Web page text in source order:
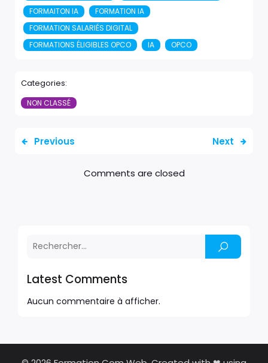
Latest Comments
Aucun commentaire à afficher.
FORMAITON IA
FORMATION IA
FORMATION SALARIÉS DIGITAL
FORMATIONS ÉLIGIBLES OPCO
IA OPCO
Categories:
NON CLASSÉ
Previous Next
Comments are closed